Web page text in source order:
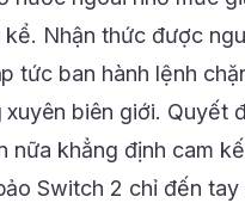
kể. Nhận thức được
tức ban hành lệnh
xuyên biên giới. Quyết
nữa khẳng định cam
Switch 2 chỉ đến tay